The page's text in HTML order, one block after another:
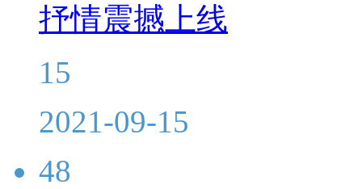
抒情震撼上线
15
2021-09-15
48